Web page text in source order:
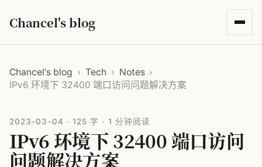
Chancel's blog
Chancel's blog › Tech › Notes ›
IPv6 环境下 32400 端口访问问题解决方案
2023-03-04 · 125 字 · 1 分钟阅读
IPv6 环境下 32400 端口访问
问题解决方案